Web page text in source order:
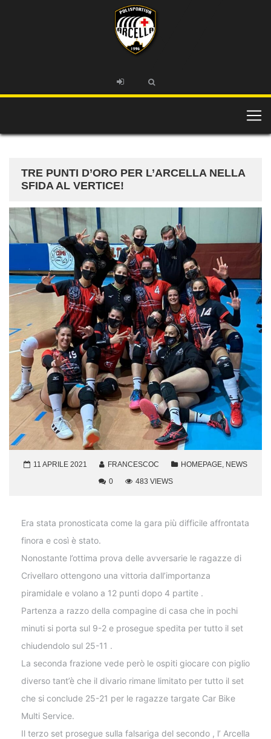
TRE PUNTI D’ORO PER L’ARCELLA NELLA
SFIDA AL VERTICE!
11 APRILE 2021 FRANCESCOC HOMEPAGE, NEWS
0
483 VIEWS
Era stata pronosticata come la gara più difficile affrontata
finora e così è stato.
Nonostante l’ottima prova delle avversarie le ragazze di
Crivellaro ottengono una vittoria dall’importanza
piramidale e volano a 12 punti dopo 4 partite .
Partenza a razzo della compagine di casa che in pochi
minuti si porta sul 9-2 e prosegue spedita per tutto il set
chiudendolo sul 25-11 .
La seconda frazione vede però le ospiti giocare con piglio
diverso tant’è che il divario rimane limitato per tutto il set
che si conclude 25-21 per le ragazze targate Car Bike
Multi Service.
Il terzo set prosegue sulla falsariga del secondo , l’ Arcella